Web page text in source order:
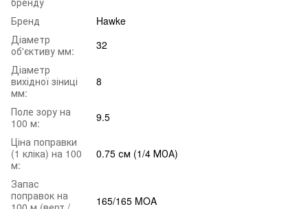
Бренд
Hawke
Діаметр
об'єктиву мм:
32
Діаметр
вихідної зіниці
мм:
8
Поле зору на
100 м:
9.5
Ціна поправки
(1 кліка) на 100
м:
0.75 см (1/4 МОА)
Запас
поправок на
165/165 MOA